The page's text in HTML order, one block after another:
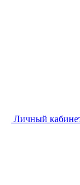
Личный